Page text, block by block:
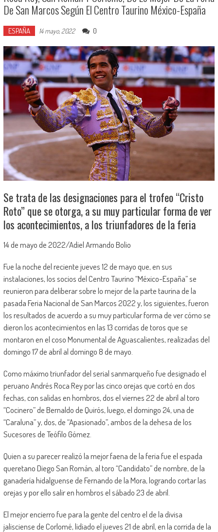
De San Marcos Según El Centro Taurino México-España
ESPAÑA 14 mayo, 2022 0
Se trata de las designaciones para el trofeo “Cristo
Roto” que se otorga, a su muy particular forma de ver
los acontecimientos, a los triunfadores de la feria
14 de mayo de 2022/Adiel Armando Bolio
Fue la noche del reciente jueves 12 de mayo que, en sus
instalaciones, los socios del Centro Taurino “México-España” se
reunieron para deliberar sobre lo mejor de la parte taurina de la
pasada Feria Nacional de San Marcos 2022 y, los siguientes, fueron
los resultados de acuerdo a su muy particular forma de ver cómo se
dieron los acontecimientos en las 13 corridas de toros que se
montaron en el coso Monumental de Aguascalientes, realizadas del
domingo 17 de abril al domingo 8 de mayo.
Como máximo triunfador del serial sanmarqueño fue designado el
peruano Andrés Roca Rey por las cinco orejas que cortó en dos
fechas, con salidas en hombros, dos el viernes 22 de abril al toro
“Cocinero” de Bernaldo de Quirós, luego, el domingo 24, una de
“Caraluna” y, dos, de “Apasionado”, ambos de la dehesa de los
Sucesores de Teófilo Gómez.
Quien a su parecer realizó la mejor faena de la feria fue el espada
queretano Diego San Román, al toro “Candidato” de nombre, de la
ganadería hidalguense de Fernando de la Mora, logrando cortar las
orejas y por ello salir en hombros el sábado 23 de abril.
El mejor encierro fue para la gente del centro el de la divisa
jalisciense de Corlomé, lidiado el jueves 21 de abril, en la corrida de la